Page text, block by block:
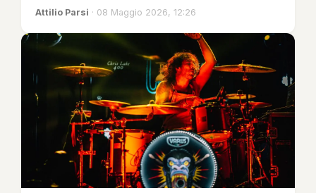
Attilio Parsi · 08 Maggio 2026, 12:26